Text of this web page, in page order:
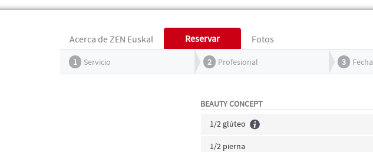
Acerca de ZEN Euskal Reservar Fotos
1 Servicio 2 Profesional 3 Fecha
BEAUTY CONCEPT
1/2 glúteo
1/2 pierna